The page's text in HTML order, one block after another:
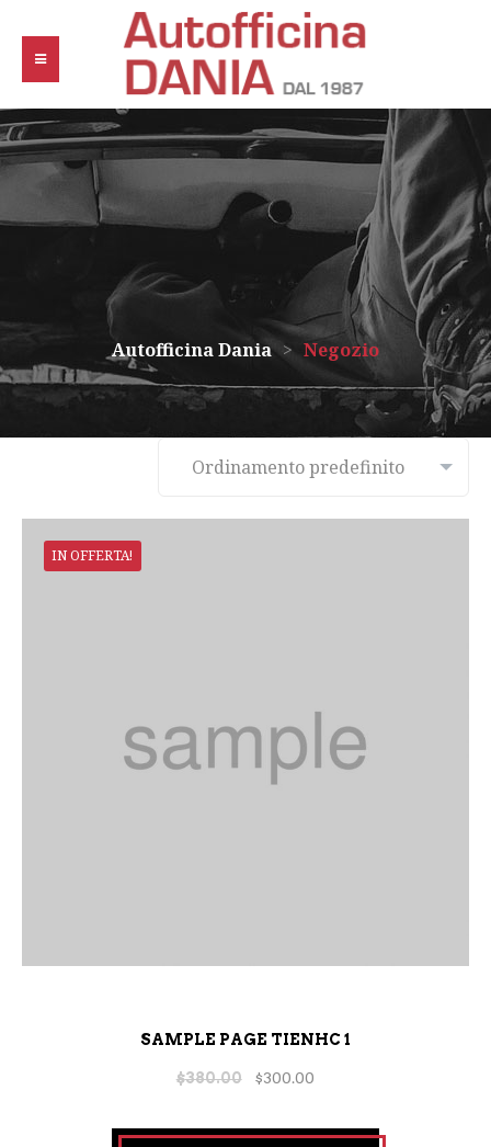
Autofficina Dania > Negozio
IN OFFERTA!
SAMPLE PAGE TIENHC 1
$380.00 $300.00